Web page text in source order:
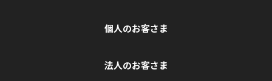
個人のお客さま
法人のお客さま